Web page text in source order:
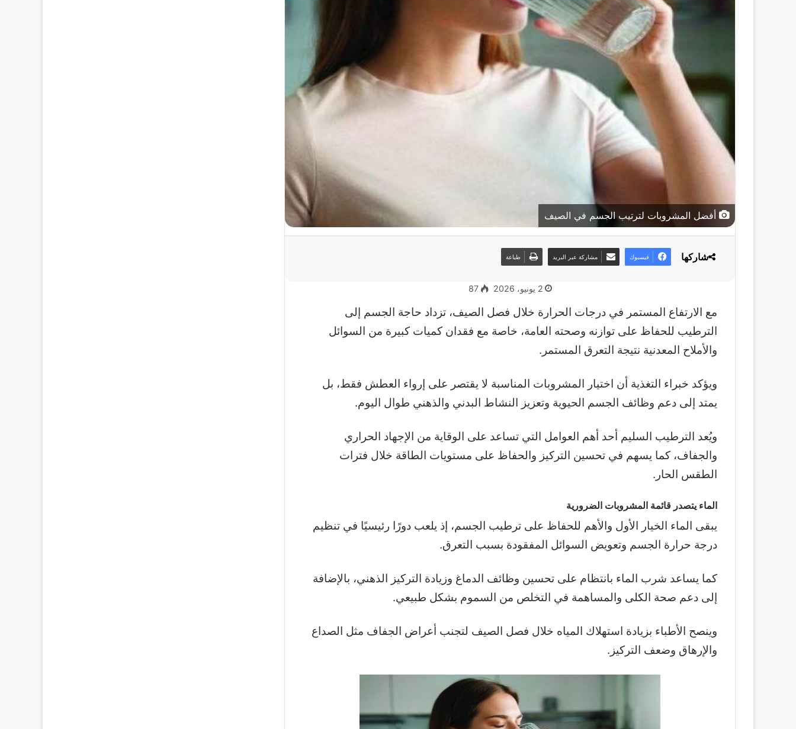
أفضل المشروبات لترتيب الجسم في الصيف
2 يونيو، 2026 87
مع الارتفاع المستمر في درجات الحرارة خلال فصل الصيف، تزداد حاجة الجسم إلى
الترطيب للحفاظ على توازنه وصحته العامة، خاصة مع فقدان كميات كبيرة من السوائل
والأملاح المعدنية نتيجة التعرق المستمر.
ويؤكد خبراء التغذية أن اختيار المشروبات المناسبة لا يقتصر على إرواء العطش فقط، بل
يمتد إلى دعم وظائف الجسم الحيوية وتعزيز النشاط البدني والذهني طوال اليوم.
ويُعد الترطيب السليم أحد أهم العوامل التي تساعد على الوقاية من الإجهاد الحراري
والجفاف، كما يسهم في تحسين التركيز والحفاظ على مستويات الطاقة خلال فترات
الطقس الحار.
الماء يتصدر قائمة المشروبات الضرورية
يبقى الماء الخيار الأول والأهم للحفاظ على ترطيب الجسم، إذ يلعب دورًا رئيسيًا في تنظيم
درجة حرارة الجسم وتعويض السوائل المفقودة بسبب التعرق.
كما يساعد شرب الماء بانتظام على تحسين وظائف الدماغ وزيادة التركيز الذهني، بالإضافة
إلى دعم صحة الكلى والمساهمة في التخلص من السموم بشكل طبيعي.
وينصح الأطباء بزيادة استهلاك المياه خلال فصل الصيف لتجنب أعراض الجفاف مثل الصداع
والإرهاق وضعف التركيز.
شاركها فيسبوك مشاركة عبر البريد طباعة